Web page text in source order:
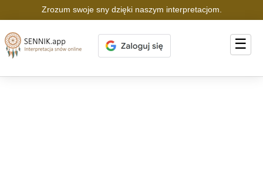
Zrozum swoje sny dzięki naszym interpretacjom.
☰